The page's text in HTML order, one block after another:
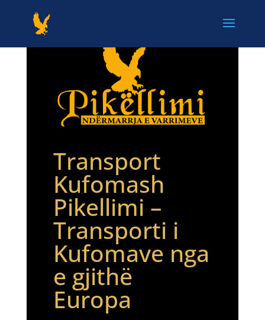
Transport
Kufomash
Pikellimi –
Transporti i
Kufomave nga
e gjithë
Europa